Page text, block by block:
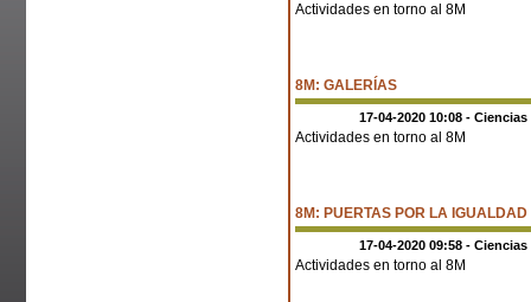
Actividades en torno al 8M
8M: GALERÍAS
17-04-2020 10:08 -
Actividades en torno al 8M
8M: PUERTAS POR LA IGUALDAD
17-04-2020 09:58 -
Actividades en torno al 8M